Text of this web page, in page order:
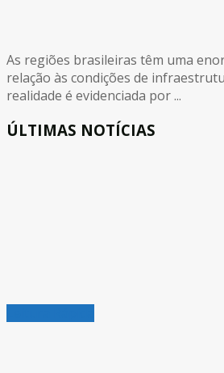
As regiões brasileiras têm uma
relação às condições de
realidade é evidenciada por ...
ÚLTIMAS NOTÍCIAS